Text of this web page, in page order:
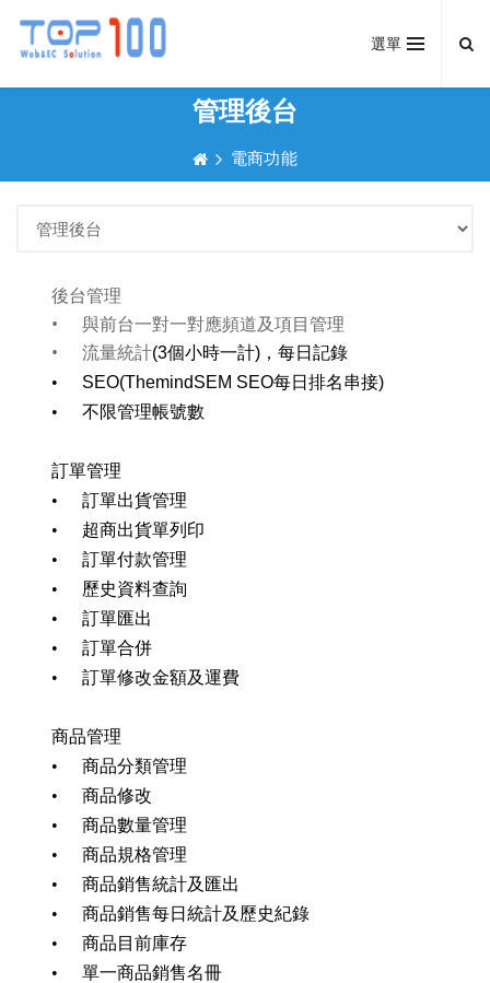
選單
管理後台
電商功能
後台管理
•
與前台一對一對應頻道及項目管理
•
流量統計(3個小時一計) ，每日記錄
•
SEO(ThemindSEM SEO每日排名串接)
•
不限管理帳號數
訂單管理
•
訂單出貨管理
•
超商出貨單列印
•
訂單付款管理
•
歷史資料查詢
•
訂單匯出
•
訂單合併
•
訂單修改金額及運費
商品管理
•
商品分類管理
•
商品修改
•
商品數量管理
•
商品規格管理
•
商品銷售統計及匯出
•
商品銷售每日統計及歷史紀錄
•
商品目前庫存
•
單一商品銷售名冊